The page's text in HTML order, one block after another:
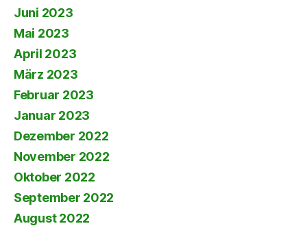
Juni 2023
Mai 2023
April 2023
März 2023
Februar 2023
Januar 2023
Dezember 2022
November 2022
Oktober 2022
September 2022
August 2022